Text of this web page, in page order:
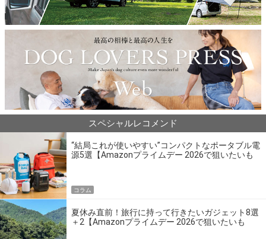
スペシャルレコメンド
“結局これが使いやすい”コンパクトなポータブル電
源5選【Amazonプライムデー 2026で狙いたいも
コラム
夏休み直前！旅行に持って行きたいガジェット8選
＋2【Amazonプライムデー 2026で狙いたいも